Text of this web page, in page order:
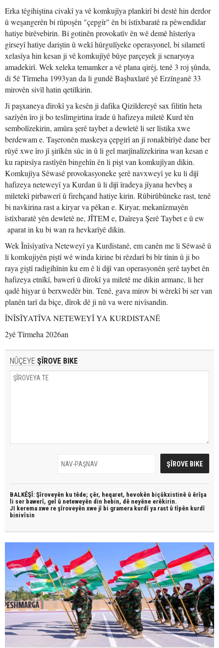
Erka têgihiştina civakî ya vê komkujîya plankirî bi destê hin derdor
û weşangerên bi rûpoşên "çepgîr" ên bi îstîxbaratê ra pêwendîdar
hatiye birêvebirin. Bi gotinên provokatîv ên wê demê hîsterîya
girseyî hatiye dariştin û wekî hûrgulîyeke operasyonel, bi silametî
xelasîya hin kesan ji vê komkujîyê bûye parçeyek ji senaryoya
amadekirî. Wek xeleka temamker a vê plana qirêj, tenê 3 roj şûnda,
di 5ê Tîrmeha 1993yan da li gundê Başbaxlarê yê Erzînganê 33
mirovên sivîl hatin qetilkirin.
Ji paşxaneya dîrokî ya kesên ji dafika Qizildereyê sax filitîn heta
sazîyên îro ji bo teslîmgirtina îrade û hafizeya miletê Kurd tên
sembolîzekirin, amûra şerê taybet a dewletê li ser lîstika xwe
berdewam e. Taşeronên maskeya çepgirî an jî ronakbîrîyê dane ber
rûyê xwe îro jî şirîkên sûc in û li gel marjînalîzekirina wan kesan e
ku rapirsîya rastîyên bingehîn ên li pişt van komkujîyan dikin.
Komkujîya Sêwasê provokasyoneke şerê navxweyî ye ku li dijî
hafizeya neteweyî ya Kurdan û li dijî îradeya jîyana hevbeş a
miletekî pirbawerî û firehçand hatiye kirin. Rûbirûbûneke rast, tenê
bi navkirina rast a kiryar va pêkan e. Kiryar, mekanîzmayên
îstîxbaratê yên dewletê ne, JÎTEM e, Daîreya Şerê Taybet e û ew
aparat in ku bi wan ra hevkarîyê dikin.
Wek Înîsîyatîva Neteweyî ya Kurdistanê, em canên me li Sêwasê û
li komkujiyên piştî wê winda kirine bi rêzdarî bi bîr tînin û ji bo
raya giştî radigihînin ku em ê li dijî van operasyonên şerê taybet ên
hafizeya etnîkî, bawerî û dîrokî ya miletê me dikin armanc, li her
qadê hişyar û berxwedêr bin. Tenê, gava mirov bi wêrekî bi ser van
planên tarî da biçe, dîrok dê ji nû va were nivîsandin.
ÎNÎSÎYATÎVA NETEWEYÎ YA KURDISTANÊ
2yê Tîrmeha 2026an
NÛÇEYE ŞÎROVE BIKE
BALKÊŞÎ: Şîroveyên ku têde; çêr, heqaret, hevokên biçûkxistinê û êrîşa
li ser bawerî, gel û neteweyên din hebin, dê neyêne erêkirin.
JI kerema xwe re şîroveyên xwe jî bi gramera kurdî ya rast û tîpên kurdî
binivîsin